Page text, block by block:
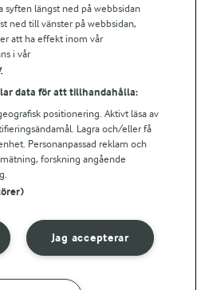
syften längst ned på webbsidan
ned till vänster på webbsidan,
att ha effekt inom vår
i vår
data för att tillhandahålla:
positionering. Aktivt läsa av
Lagra och/eller få
Personanpassad reklam och
forskning angående
Jag accepterar